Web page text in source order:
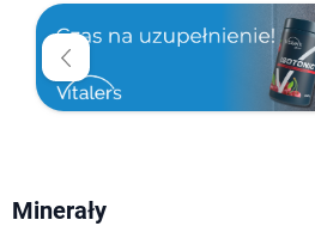
Minerały